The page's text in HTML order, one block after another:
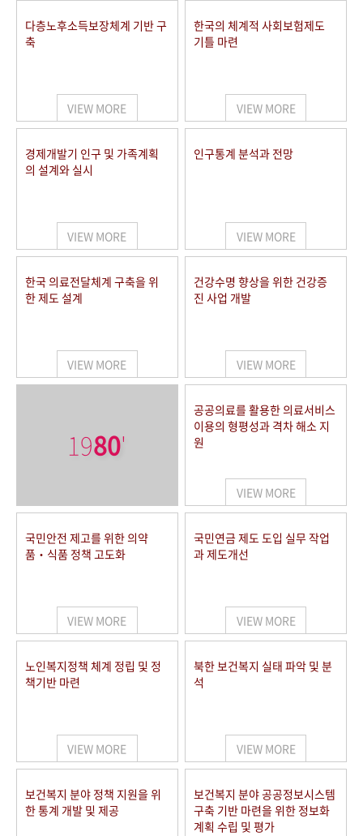
VR 역사관
다층노후소득보장체계 기반 구
축
VIEW MORE
한국의 체계적 사회보험제도
기틀 마련
VIEW MORE
경제개발기 인구 및 가족계획
의 설계와 실시
VIEW MORE
인구통계 분석과 전망
VIEW MORE
한국 의료전달체계 구축을 위
한 제도 설계
VIEW MORE
건강수명 향상을 위한 건강증
진 사업 개발
VIEW MORE
1980'
공공의료를 활용한 의료서비스
이용의 형평성과 격차 해소 지
원
VIEW MORE
국민안전 제고를 위한 의약
품‧식품 정책 고도화
VIEW MORE
국민연금 제도 도입 실무 작업
과 제도개선
VIEW MORE
노인복지정책 체계 정립 및 정
책기반 마련
VIEW MORE
북한 보건복지 실태 파악 및 분
석
VIEW MORE
보건복지 분야 정책 지원을 위
한 통계 개발 및 제공
보건복지 분야 공공정보시스템
구축 기반 마련을 위한 정보화
계획 수립 및 평가